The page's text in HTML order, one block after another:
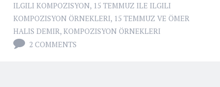
ILGILI KOMPOZISYON, 15 TEMMUZ ILE ILGILI
KOMPOZISYON ÖRNEKLERI, 15 TEMMUZ VE ÖMER
HALIS DEMIR, KOMPOZISYON ÖRNEKLERI
2 COMMENTS